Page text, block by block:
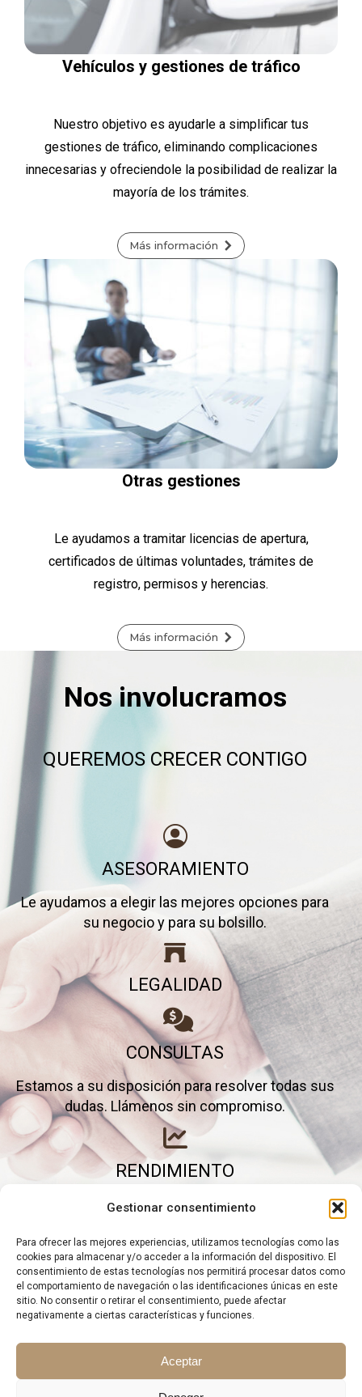
Gestionar consentimiento
Para ofrecer las mejores experiencias, utilizamos tecnologías como las
cookies para almacenar y/o acceder a la información del dispositivo. El
consentimiento de estas tecnologías nos permitirá procesar datos como
el comportamiento de navegación o las identificaciones únicas en este
sitio. No consentir o retirar el consentimiento, puede afectar
negativamente a ciertas características y funciones.
Aceptar
Vehículos y gestiones de tráfico
Nuestro objetivo es ayudarle a simplificar tus
gestiones de tráfico, eliminando complicaciones
innecesarias y ofreciendole la posibilidad de realizar la
mayoría de los trámites.
Más información
Otras gestiones
Le ayudamos a tramitar licencias de apertura,
certificados de últimas voluntades, trámites de
registro, permisos y herencias.
Más información
Nos involucramos
QUEREMOS CRECER CONTIGO
ASESORAMIENTO
Le ayudamos a elegir las mejores opciones para
su negocio y para su bolsillo.
LEGALIDAD
CONSULTAS
Estamos a su disposición para resolver todas sus
dudas. Llámenos sin compromiso.
RENDIMIENTO
Elimine gastos inútiles y saque el máximo partido a